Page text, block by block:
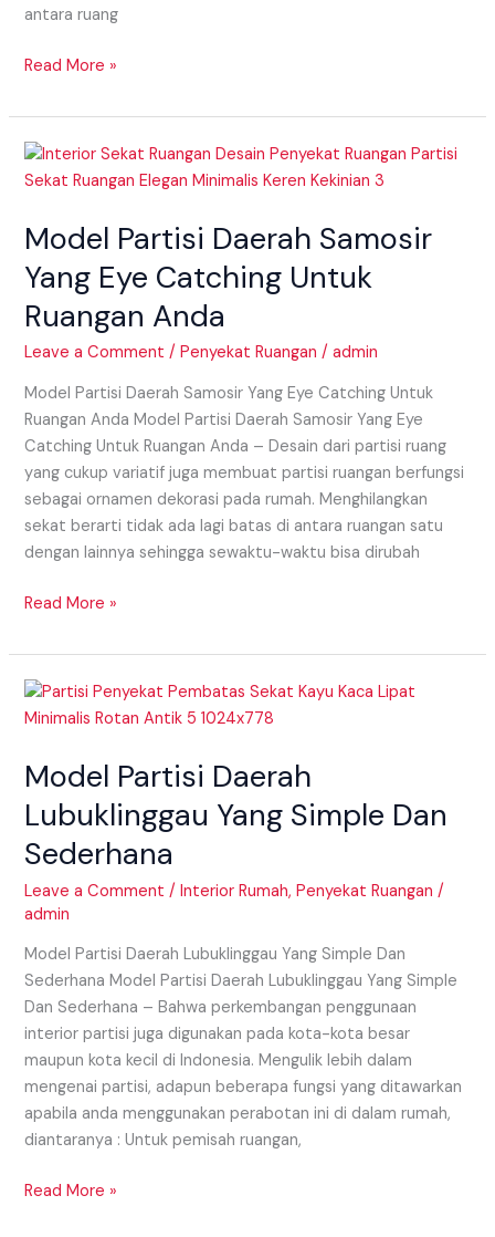
antara ruang
Read More »
Model Partisi Daerah Samosir
Yang Eye Catching Untuk
Ruangan Anda
Leave a Comment /Penyekat Ruangan /admin
Model Partisi Daerah Samosir Yang Eye Catching Untuk
Ruangan Anda Model Partisi Daerah Samosir Yang Eye
Catching Untuk Ruangan Anda – Desain dari partisi ruang
yang cukup variatif juga membuat partisi ruangan berfungsi
sebagai ornamen dekorasi pada rumah. Menghilangkan
sekat berarti tidak ada lagi batas di antara ruangan satu
dengan lainnya sehingga sewaktu-waktu bisa dirubah
Model
Partisi
Samosir
Eye
Catching
Anda
Read More »
Model Partisi Daerah
Lubuklinggau Yang Simple Dan
Sederhana
Leave a Comment /Interior Rumah,Penyekat Ruangan /
admin
Model Partisi Daerah Lubuklinggau Yang Simple Dan
Sederhana Model Partisi Daerah Lubuklinggau Yang Simple
Dan Sederhana – Bahwa perkembangan penggunaan
interior partisi juga digunakan pada kota-kota besar
maupun kota kecil di Indonesia. Mengulik lebih dalam
mengenai partisi, adapun beberapa fungsi yang ditawarkan
apabila anda menggunakan perabotan ini di dalam rumah,
diantaranya : Untuk pemisah ruangan,
Model
Partisi
Lubuklinggau
Simple
Dan
Read More »